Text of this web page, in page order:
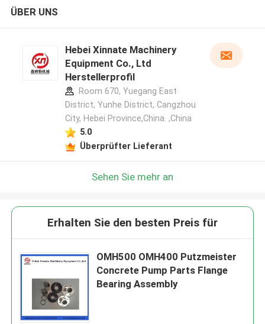
ÜBER UNS
Hebei Xinnate Machinery
Equipment Co., Ltd
Herstellerprofil
Room 670, Yuegang East
District, Yunhe District, Cangzhou
City, Hebei Province,China. ,China
5.0
Überprüfter Lieferant
Sehen Sie mehr an
Erhalten Sie den besten Preis für
OMH500 OMH400 Putzmeister
Concrete Pump Parts Flange
Bearing Assembly